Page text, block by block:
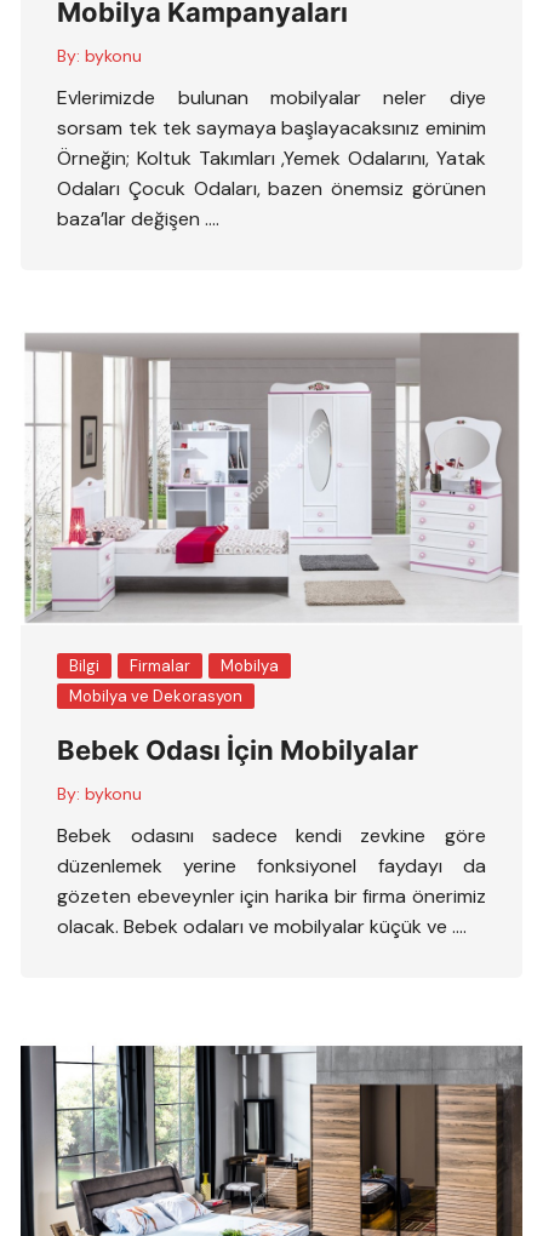
Mobilya Kampanyaları
By: bykonu
Evlerimizde bulunan mobilyalar neler diye
sorsam tek tek saymaya başlayacaksınız eminim
Örneğin; Koltuk Takımları ,Yemek Odalarını, Yatak
Odaları Çocuk Odaları, bazen önemsiz görünen
baza’lar değişen ….
Bilgi Firmalar
Mobilya
Mobilya ve Dekorasyon
Bebek Odası İçin Mobilyalar
By: bykonu
Bebek odasını sadece kendi zevkine göre
düzenlemek yerine fonksiyonel faydayı da
gözeten ebeveynler için harika bir firma önerimiz
olacak. Bebek odaları ve mobilyalar küçük ve ….